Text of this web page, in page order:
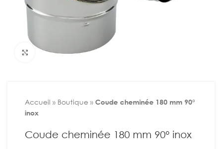
Agrandir
Accueil » Boutique » Coude cheminée 180 mm 90°
inox
Coude cheminée 180 mm 90° inox